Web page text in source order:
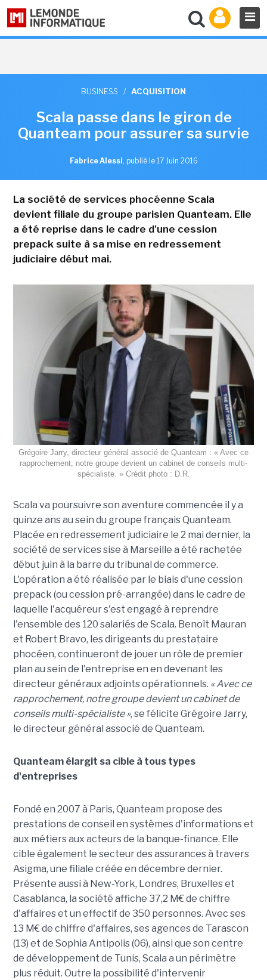
BUSINESS / ACQUISITION
Scala passe dans le giron de
Quanteam pour assurer sa survie
Fabrice Alessi, publié le 17 Juin 2016
La société de services phocéenne Scala
devient filiale du groupe parisien Quanteam. Elle
a été reprise dans le cadre d'une cession
prepack suite à sa mise en redressement
judiciaire début mai.
Grégoire Jarry, directeur général associé de Quanteam : « Avec ce
rapprochement, notre groupe devient un cabinet de conseils multi-
spécialiste. » Crédit photo : D.R.
Scala va poursuivre son aventure commencée il y a
quinze ans au sein du groupe français Quanteam.
Placée en redressement judiciaire le 2 mai dernier, la
société de services sise à Marseille a été rachetée
début juin à la barre du tribunal de commerce.
L'opération a été réalisée par le biais d'une cession
prepack (ou cession pré-arrangée) dans le cadre de
laquelle l'acquéreur s'est engagé à reprendre
l'ensemble des 120 salariés de Scala. Benoît Mauran
et Robert Bravo, les dirigeants du prestataire
phocéen, continueront de jouer un rôle de premier
plan au sein de l'entreprise en en devenant les
directeur généraux adjoints opérationnels. « Avec ce
rapprochement, notre groupe devient un cabinet de
conseils multi-spécialiste », se félicite Grégoire Jarry,
le directeur général associé de Quanteam.
Quanteam élargit sa cible à tous types
d'entreprises
Fondé en 2007 à Paris, Quanteam propose des
prestations de conseil en systèmes d'informations et
aux métiers aux acteurs de la banque-finance. Elle
cible également le secteur des assurances à travers
Asigma, une filiale créée en décembre dernier.
Présente aussi à New-York, Londres, Bruxelles et
Casablanca, la société affiche 37,2 M€ de chiffre
d'affaires et un effectif de 350 personnes. Avec ses
13 M€ de chiffre d'affaires, ses agences de Tarascon
(13) et de Sophia Antipolis (06), ainsi que son centre
de développement de Tunis, Scala a un périmètre
plus réduit. Outre la possibilité d'intervenir